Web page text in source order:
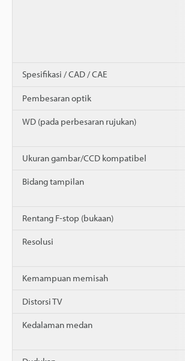
Spesifikasi / CAD / CAE
Pembesaran optik
WD (pada perbesaran rujukan)
Ukuran gambar/CCD kompatibel
Bidang tampilan
Rentang F-stop (bukaan)
Resolusi
Kemampuan memisah
Distorsi TV
Kedalaman medan